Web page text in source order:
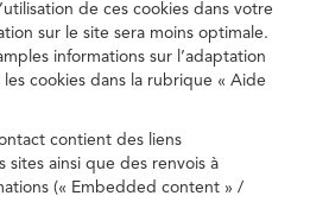
de ces cookies dans votre
sur le site sera moins optimale.
informations sur l’adaptation
cookies dans la rubrique « Aide
contient des liens
sites ainsi que des renvois à
(« Embedded content » /